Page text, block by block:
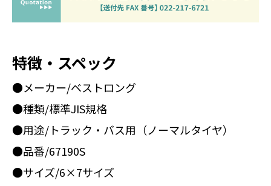
特徴・スペック
●メーカー/ベストロング
●種類/標準JIS規格
●用途/トラック・バス用（ノーマルタイヤ）
●品番/67190S
●サイズ/6×7サイズ